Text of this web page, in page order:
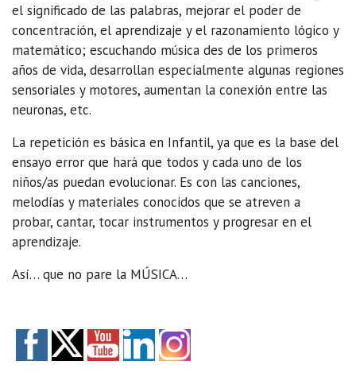
el significado de las palabras, mejorar el poder de
concentración, el aprendizaje y el razonamiento lógico y
matemático; escuchando música des de los primeros
años de vida, desarrollan especialmente algunas regiones
sensoriales y motores, aumentan la conexión entre las
neuronas, etc.
La repetición es básica en Infantil, ya que es la base del
ensayo error que hará que todos y cada uno de los
niños/as puedan evolucionar. Es con las canciones,
melodías y materiales conocidos que se atreven a
probar, cantar, tocar instrumentos y progresar en el
aprendizaje.
Así… que no pare la MÚSICA…